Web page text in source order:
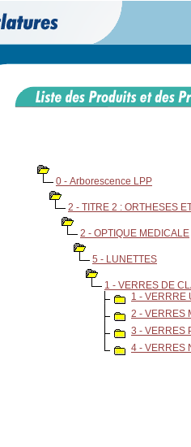
0 - Arborescence LPP
2 - TITRE 2 : ORTHESES
2 - OPTIQUE MEDICALE
5 - LUNETTES
1 - VERRES DE
1 - VERRRE
2 - VERRES
3 - VERRES
4 - VERRES